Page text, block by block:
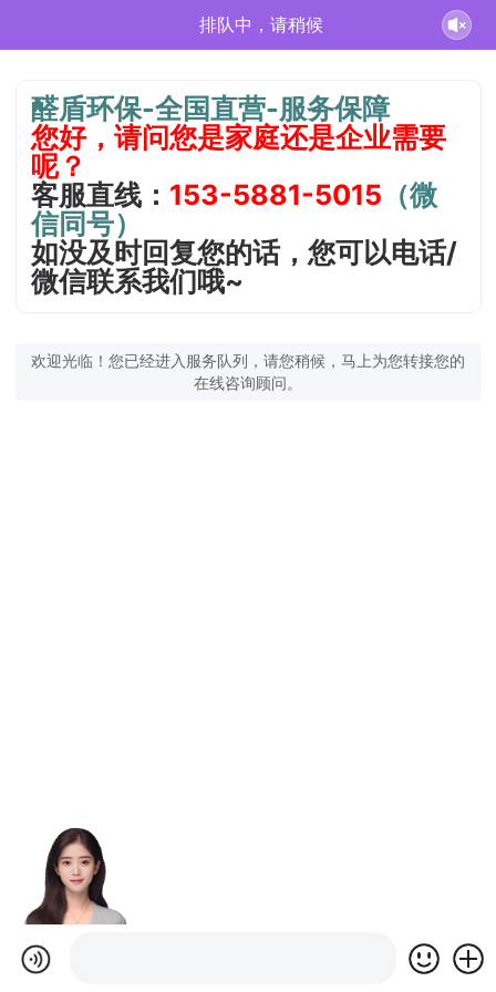
排队中，请稍候
醛盾环保-全国直营-服务保障
您好，请问您是家庭还是企业需要
呢？
客服直线： 153-5881-5015 （微
信同号）
如没及时回复您的话，您可以电话/
微信联系我们哦~
欢迎光临！您已经进入服务队列，请您稍候，马上为您转接您的
在线咨询顾问。